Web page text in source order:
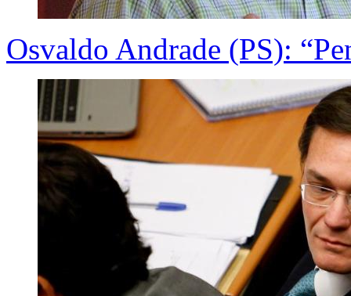
Osvaldo Andrade (PS):